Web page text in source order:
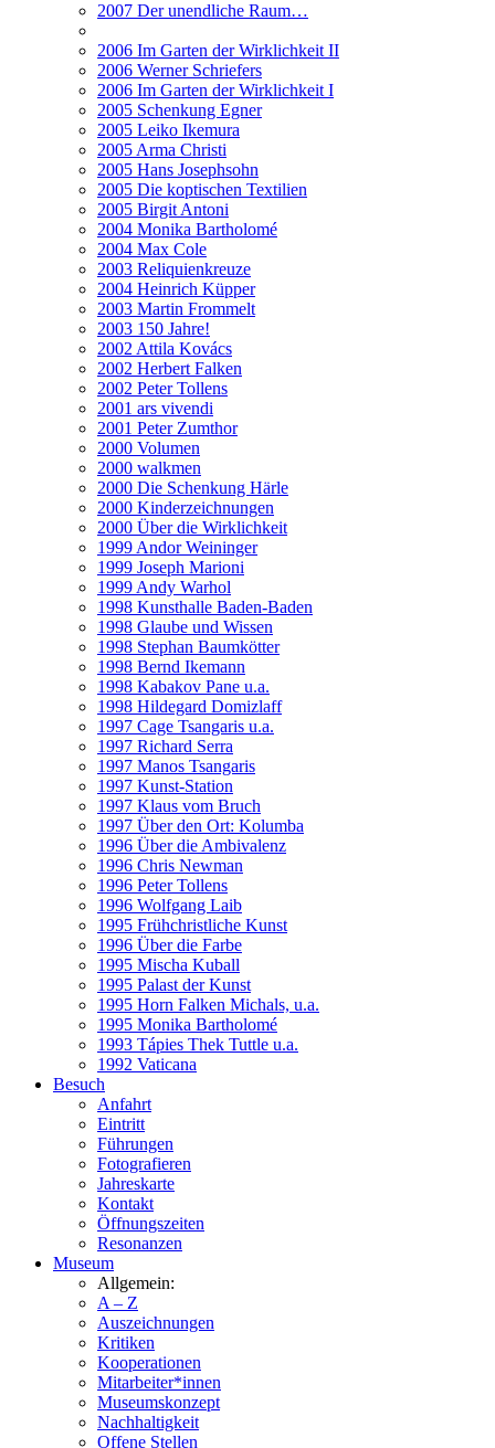
2007 Der unendliche Raum…
2006 Im Garten der Wirklichkeit II
2006 Werner Schriefers
2006 Im Garten der Wirklichkeit I
2005 Schenkung Egner
2005 Leiko Ikemura
2005 Arma Christi
2005 Hans Josephsohn
2005 Die koptischen Textilien
2005 Birgit Antoni
2004 Monika Bartholomé
2004 Max Cole
2003 Reliquienkreuze
2004 Heinrich Küpper
2003 Martin Frommelt
2003 150 Jahre!
2002 Attila Kovács
2002 Herbert Falken
2002 Peter Tollens
2001 ars vivendi
2001 Peter Zumthor
2000 Volumen
2000 walkmen
2000 Die Schenkung Härle
2000 Kinderzeichnungen
2000 Über die Wirklichkeit
1999 Andor Weininger
1999 Joseph Marioni
1999 Andy Warhol
1998 Kunsthalle Baden-Baden
1998 Glaube und Wissen
1998 Stephan Baumkötter
1998 Bernd Ikemann
1998 Kabakov Pane u.a.
1998 Hildegard Domizlaff
1997 Cage Tsangaris u.a.
1997 Richard Serra
1997 Manos Tsangaris
1997 Kunst-Station
1997 Klaus vom Bruch
1997 Über den Ort: Kolumba
1996 Über die Ambivalenz
1996 Chris Newman
1996 Peter Tollens
1996 Wolfgang Laib
1995 Frühchristliche Kunst
1996 Über die Farbe
1995 Mischa Kuball
1995 Palast der Kunst
1995 Horn Falken Michals, u.a.
1995 Monika Bartholomé
1993 Tápies Thek Tuttle u.a.
1992 Vaticana
Besuch
Anfahrt
Eintritt
Führungen
Fotografieren
Jahreskarte
Kontakt
Öffnungszeiten
Resonanzen
Museum
Allgemein:
A – Z
Auszeichnungen
Kritiken
Kooperationen
Mitarbeiter*innen
Museumskonzept
Nachhaltigkeit
Offene Stellen